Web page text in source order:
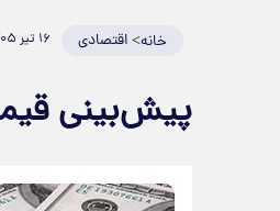
خانه>اقتصادی ۱۶ تیر ۱۴۰۵
پیش‌بینی قیمت